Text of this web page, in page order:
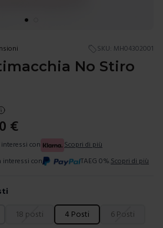
SKU: MH04302001
No Stiro
€
con
Scopri di più
interessi con TAEG 0%. Scopri di più
18 posti 4 Posti
6 Posti